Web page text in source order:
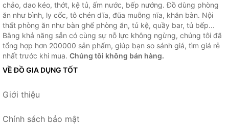
chảo, dao kéo, thớt, kệ tủ, ấm nước, bếp nướng. Đồ dùng phòng
ăn như bình, ly cốc, tô chén dĩa, đũa muỗng nĩa, khăn bàn. Nội
thất phòng ăn như bàn ghế phòng ăn, tủ kệ, quầy bar, tủ bếp...
Bằng khả năng sẵn có cùng sự nỗ lực không ngừng, chúng tôi đã
tổng hợp hơn 200000 sản phẩm, giúp bạn so sánh giá, tìm giá rẻ
nhất trước khi mua. Chúng tôi không bán hàng.
VỀ ĐỒ GIA DỤNG TỐT
Giới thiệu
Chính sách bảo mật